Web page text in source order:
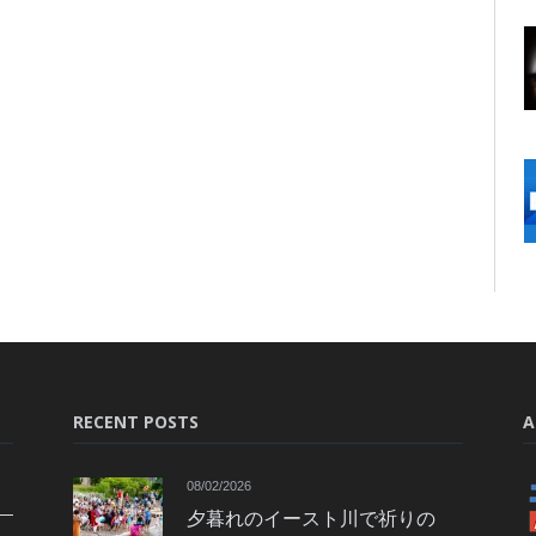
RECENT POSTS
08/02/2026
夕暮れのイースト川で祈りの